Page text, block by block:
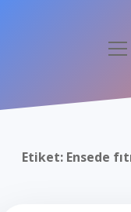
Politikası
Etiket: Ensede